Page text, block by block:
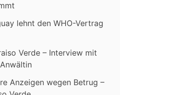
lehnt den WHO-Vertrag
Verde – Interview mit
Anzeigen wegen Betrug –